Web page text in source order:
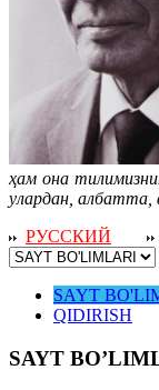
ҳам она
улардан, албатта,
РУССКИЙ
SAYT
QIDIRISH
SAYT